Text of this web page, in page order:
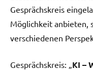
Gesprächskreis
Möglichkeit anbieten,
verschiedenen
Gesprächskreis: „KI –